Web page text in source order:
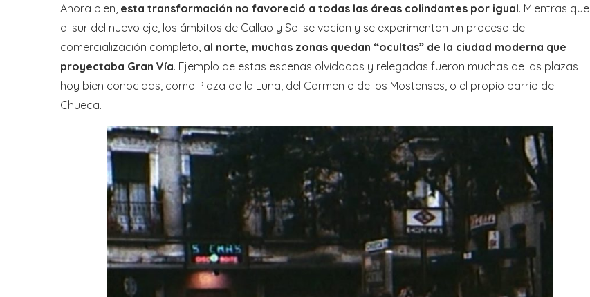
Ahora bien, esta transformación no favoreció a todas las áreas colindantes por igual. Mientras que
al sur del nuevo eje, los ámbitos de Callao y Sol se vacían y se experimentan un proceso de
comercialización completo, al norte, muchas zonas quedan “ocultas” de la ciudad moderna que
proyectaba Gran Vía. Ejemplo de estas escenas olvidadas y relegadas fueron muchas de las plazas
hoy bien conocidas, como Plaza de la Luna, del Carmen o de los Mostenses, o el propio barrio de
Chueca.